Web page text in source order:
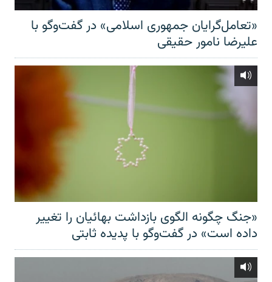
«تعامل‌گرایان جمهوری اسلامی» در گفت‌وگو با
علیرضا نامور حقیقی
«جنگ چگونه الگوی بازداشت بهائیان را تغییر
داده است» در گفت‌وگو با پدیده ثابتی